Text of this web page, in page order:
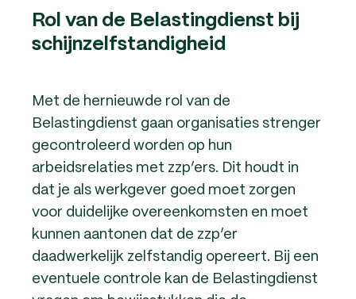
Rol van de Belastingdienst bij
schijnzelfstandigheid
Met de hernieuwde rol van de
Belastingdienst gaan organisaties strenger
gecontroleerd worden op hun
arbeidsrelaties met zzp’ers. Dit houdt in
dat je als werkgever goed moet zorgen
voor duidelijke overeenkomsten en moet
kunnen aantonen dat de zzp’er
daadwerkelijk zelfstandig opereert. Bij een
eventuele controle kan de Belastingdienst